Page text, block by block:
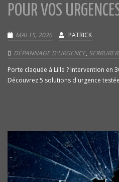
POUR VOS
MAI 15, 2026 PATRICK
DÉPANNAGE D'URGENCE,
Porte claquée à Lille ? Intervention en
Découvrez 5 solutions d'urgence